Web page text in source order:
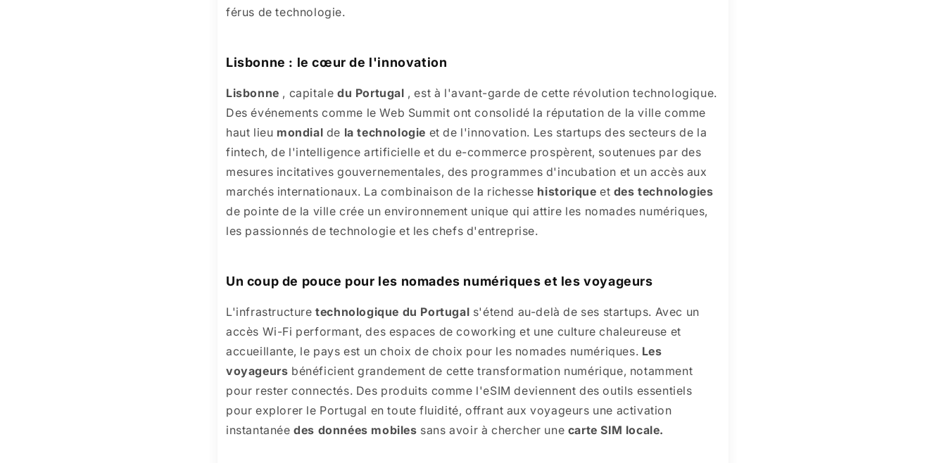
férus de technologie.
Lisbonne : le cœur de l'innovation
Lisbonne , capitaledu Portugal , est à l'avant-garde de cette révolution technologique.
Des événements comme le Web Summit ont consolidé la réputation de la ville comme
haut lieu mondial de la technologie et de l'innovation. Les startups des secteurs de la
fintech, de l'intelligence artificielle et du e-commerce prospèrent, soutenues par des
mesures incitatives gouvernementales, des programmes d'incubation et un accès aux
marchés internationaux. La combinaison de la richesse historique et des technologies
de pointe de la ville crée un environnement unique qui attire les nomades numériques,
les passionnés de technologie et les chefs d'entreprise.
Un coup de pouce pour les nomades numériques et les voyageurs
L'infrastructuretechnologique du Portugal s'étend au-delà de ses startups. Avec un
accès Wi-Fi performant, des espaces de coworking et une culture chaleureuse et
accueillante, le pays est un choix de choix pour les nomades numériques. Les
voyageurs bénéficient grandement de cette transformation numérique, notamment
pour rester connectés. Des produits comme l'eSIM deviennent des outils essentiels
pour explorer le Portugal en toute fluidité, offrant aux voyageurs une activation
instantanéedes données mobiles sans avoir à chercher une carte SIM locale.